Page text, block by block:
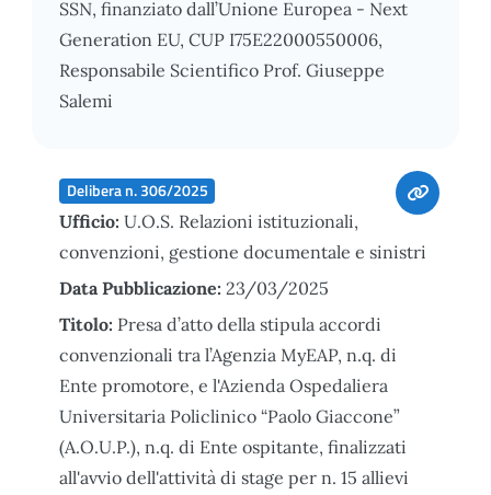
SSN, finanziato dall’Unione Europea - Next
Generation EU, CUP I75E22000550006,
Responsabile Scientifico Prof. Giuseppe
Salemi
Delibera n. 306/2025
Ufficio: U.O.S. Relazioni istituzionali,
convenzioni, gestione documentale e sinistri
Data Pubblicazione: 23/03/2025
Titolo: Presa d’atto della stipula accordi
convenzionali tra l’Agenzia MyEAP, n.q. di
Ente promotore, e l'Azienda Ospedaliera
Universitaria Policlinico “Paolo Giaccone”
(A.O.U.P.), n.q. di Ente ospitante, finalizzati
all'avvio dell'attività di stage per n. 15 allievi